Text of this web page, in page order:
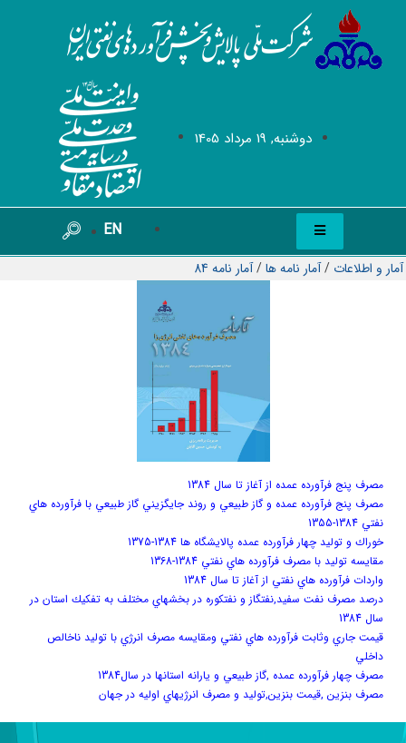
دوشنبه, 19 مرداد 1405
EN
آمار و اطلاعات /آمار نامه ها/آمار نامه 84
مصرف پنج فرآورده عمده از آغاز تا سال 1384
مصرف پنج فرآورده عمده و گاز طبيعي و روند جايگزيني گاز طبيعي با فرآورده هاي
نفتي 1384-1355
خوراك و توليد چهار فرآورده عمده پالايشگاه ها 1384-1375
مقايسه توليد با مصرف فرآورده هاي نفتي 1384-1368
واردات فرآورده هاي نفتي از آغاز تا سال 1384
درصد مصرف نفت سفيد,نفتگاز و نفتكوره در بخشهاي مختلف به تفكيك استان در
سال 1384
قيمت جاري وثابت فرآورده هاي نفتي ومقايسه مصرف انرژي با توليد ناخالص
داخلي
مصرف چهار فرآورده عمده ,گاز طبيعي و يارانه استانها در سال1384
مصرف بنزين ,قيمت بنزين,توليد و مصرف انرژيهاي اوليه در جهان